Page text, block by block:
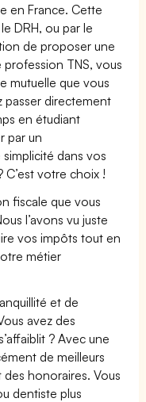
en France. Cette
DRH, ou par le
de proposer une
profession TNS, vous
mutuelle que vous
passer directement
en étudiant
par un
dans vos
votre choix !
fiscale que vous
l’avons vu juste
vos impôts tout en
métier
et de
avez des
? Avec une
de meilleurs
honoraires. Vous
dentiste plus